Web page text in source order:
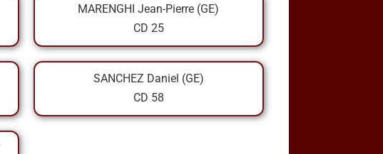
MARENGHI Jean-Pierre (GE)
CD 25
SANCHEZ Daniel (GE)
CD 58